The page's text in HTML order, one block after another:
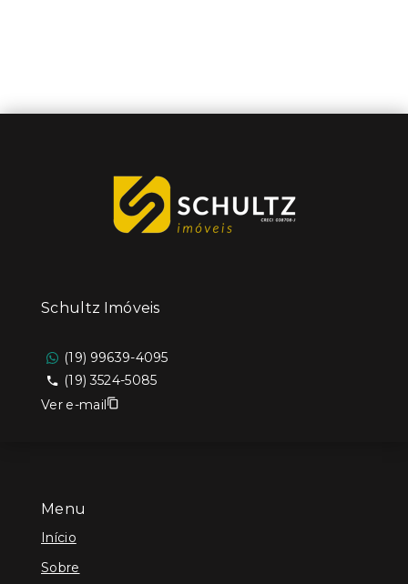
Menu
Início
Sobre
Schultz Imóveis
(19) 99639-4095
(19) 3524-5085
Ver e-mail